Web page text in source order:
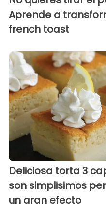
Aprende a
french toast
Deliciosa torta 3
son simplisimos
un gran efecto